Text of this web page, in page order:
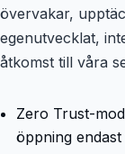
övervakar,
egenutvecklat,
åtkomst till våra
Zero Trust-
öppning